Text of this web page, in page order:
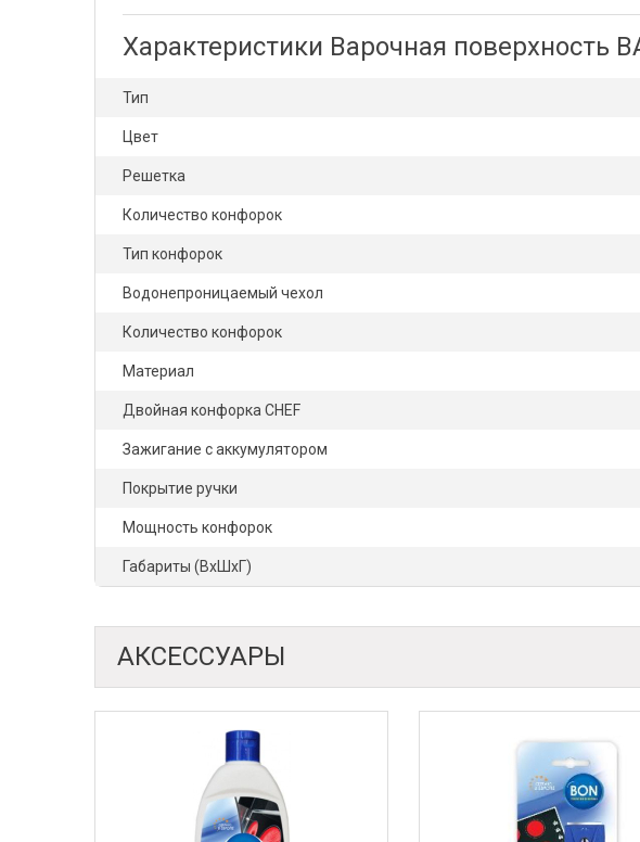
Характеристики Варочная поверхность
Тип
Цвет
Решетка
Количество конфорок
Тип конфорок
Водонепроницаемый чехол
Количество конфорок
Материал
Двойная конфорка CHEF
Зажигание с аккумулятором
Покрытие ручки
Мощность конфорок
Габариты (ВхШхГ)
АКСЕССУАРЫ